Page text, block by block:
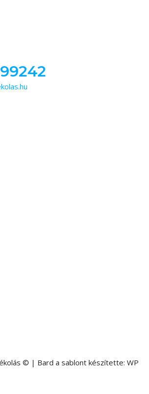
© | Bard a sablont készítette: WP